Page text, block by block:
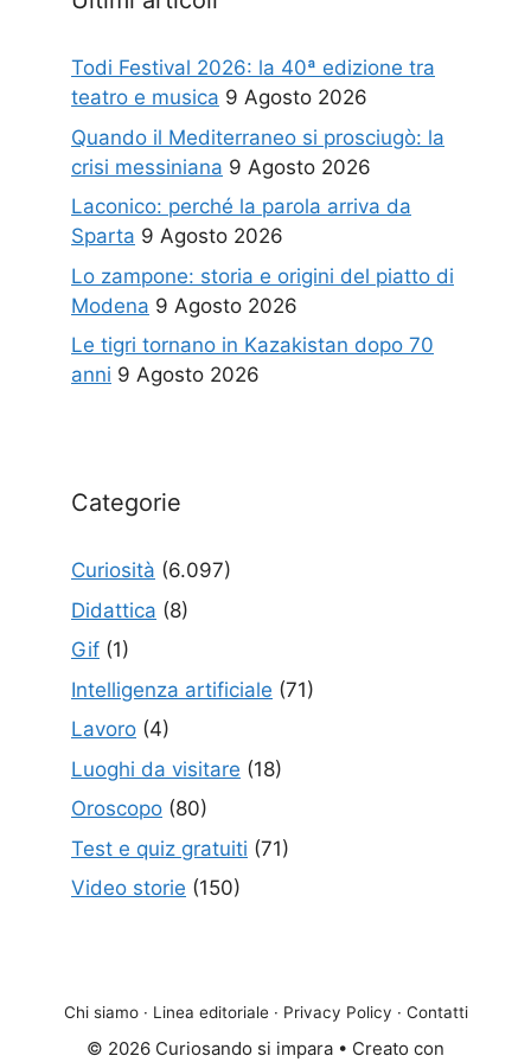
Todi Festival 2026: la 40ª edizione tra
teatro e musica 9 Agosto 2026
Quando il Mediterraneo si prosciugò: la
crisi messiniana 9 Agosto 2026
Laconico: perché la parola arriva da
Sparta 9 Agosto 2026
Lo zampone: storia e origini del piatto di
Modena 9 Agosto 2026
Le tigri tornano in Kazakistan dopo 70
anni 9 Agosto 2026
Categorie
Curiosità (6.097)
Didattica (8)
Gif (1)
Intelligenza artificiale (71)
Lavoro (4)
Luoghi da visitare (18)
Oroscopo (80)
Test e quiz gratuiti (71)
Video storie (150)
Chi siamo · Linea editoriale · Privacy Policy · Contatti
© 2026 Curiosando si impara • Creato con